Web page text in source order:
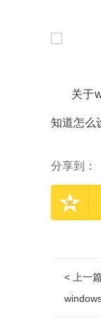
关于
知道怎么
分享到：
< 上一